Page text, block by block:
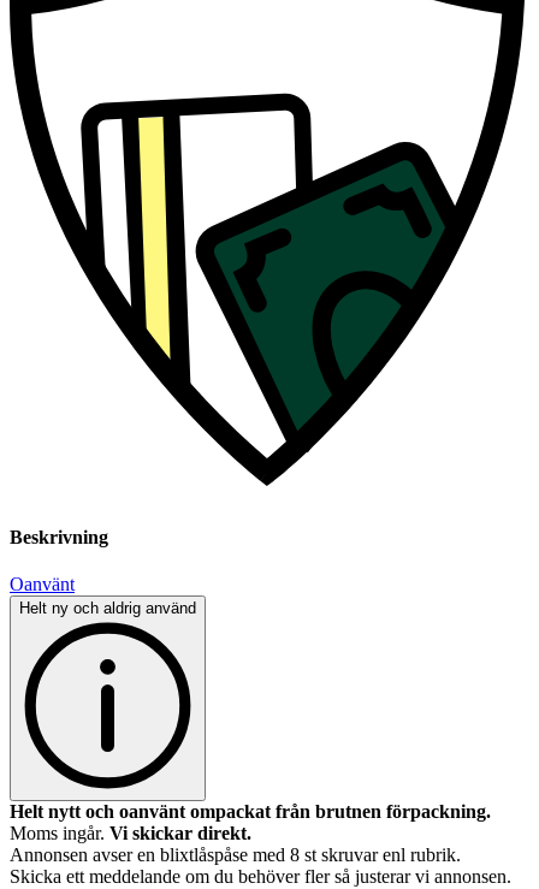
Beskrivning
Oanvänt
Helt ny och aldrig använd
Helt nytt och oanvänt ompackat från brutnen förpackning.
Moms ingår. Vi skickar direkt.
Annonsen avser en blixtlåspåse med 8 st skruvar enl rubrik.
Skicka ett meddelande om du behöver fler så justerar vi annonsen.